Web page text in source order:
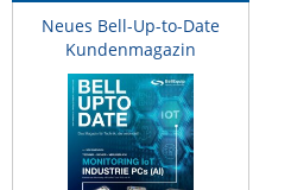
Milesight
Moxa
Netio
Panorama Antennas
PatchSee
Neues Bell-Up-to-Date
Kundenmagazin